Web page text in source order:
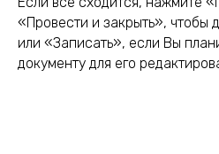
«Провести и закрыть», чтобы
или «Записать», если Вы
документу для его